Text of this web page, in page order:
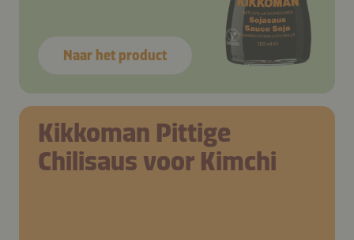
Naar het product
Kikkoman Pittige
Chilisaus voor Kimchi